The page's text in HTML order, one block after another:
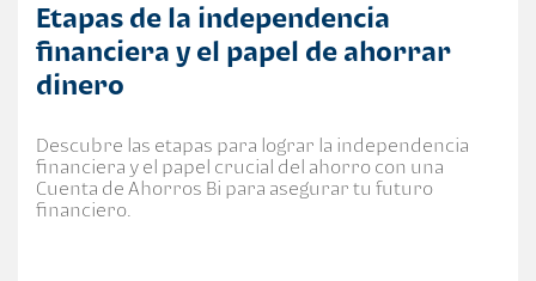
Etapas de la independencia
financiera y el papel de ahorrar
dinero
Descubre las etapas para lograr la independencia
financiera y el papel crucial del ahorro con una
Cuenta de Ahorros Bi para asegurar tu futuro
financiero.